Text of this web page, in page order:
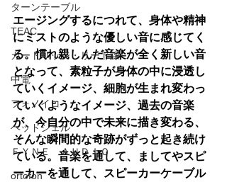
ターンテーブル
TEAC
カートリッジ・リード線
中電
フォノイコ
ヘッドシェル
ＦＹＮＥ ＡＵＤＩＯ
ortofon
エージングするにつれて、身体や精神
にミストのような優しい音に感じてく
る。慣れ親しんだ音楽が全く新しい音
となって、素粒子が身体の中に浸透し
ていくイメージ、細胞が生まれ変わっ
ていくようなイメージ、過去の音楽
が、今自分の中で未来に描き変わる、
そんな瞬間的な奇跡がずっと起き続け
ている。音楽を通して、ましてやスピ
ーカーを通して、スピーカーケーブル